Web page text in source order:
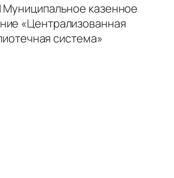
казенное
«Централизованная
система»